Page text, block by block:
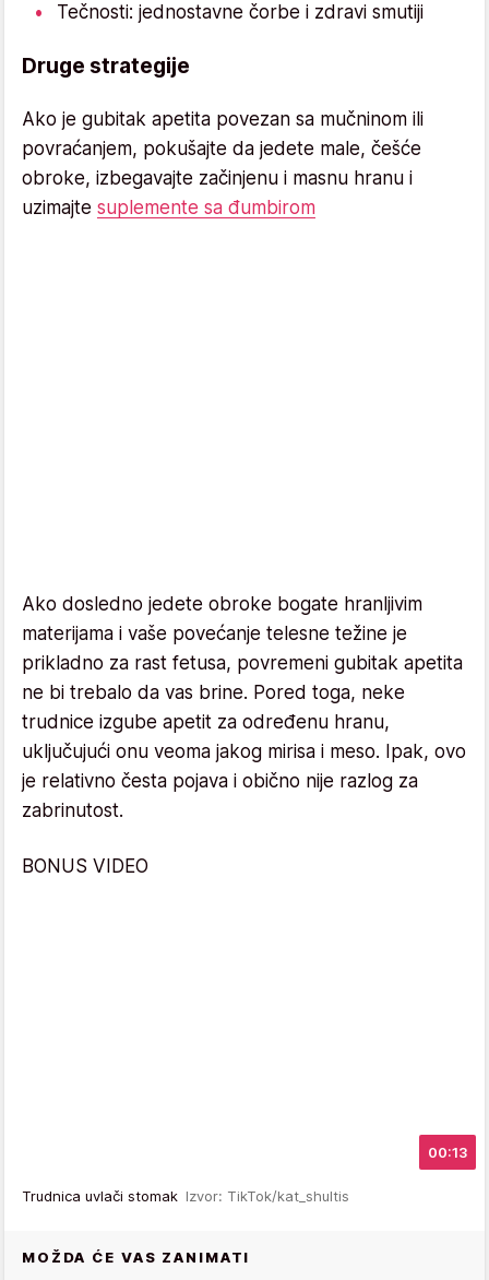
Tečnosti: jednostavne čorbe i zdravi smutiji
Druge strategije
Ako je gubitak apetita povezan sa mučninom ili
povraćanjem, pokušajte da jedete male, češće
obroke, izbegavajte začinjenu i masnu hranu i
uzimajte suplemente sa đumbirom
Ako dosledno jedete obroke bogate hranljivim
materijama i vaše povećanje telesne težine je
prikladno za rast fetusa, povremeni gubitak apetita
ne bi trebalo da vas brine. Pored toga, neke
trudnice izgube apetit za određenu hranu,
uključujući onu veoma jakog mirisa i meso. Ipak, ovo
je relativno česta pojava i obično nije razlog za
zabrinutost.
BONUS VIDEO
00:13
Trudnica uvlači stomak Izvor: TikTok/kat_shultis
MOŽDA ĆE VAS ZANIMATI